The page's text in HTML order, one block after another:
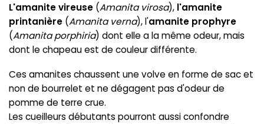
L'amanite vireuse (Amanita virosa), l'amanite
printanière (Amanita verna), l'amanite prophyre
(Amanita porphiria) dont elle a la même odeur, mais
dont le chapeau est de couleur différente.
Ces amanites chaussent une volve en forme de sac et
non de bourrelet et ne dégagent pas d'odeur de
pomme de terre crue.
Les cueilleurs débutants pourront aussi confondre